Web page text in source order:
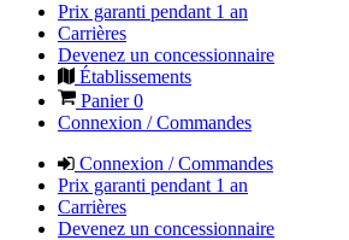
Prix garanti pendant 1 an
Carrières
Devenez un concessionnaire
Établissements
Panier0
Connexion / Commandes
Connexion / Commandes
Prix garanti pendant 1 an
Carrières
Devenez un concessionnaire